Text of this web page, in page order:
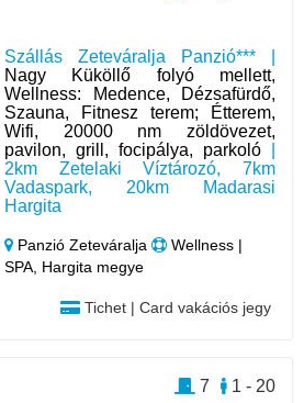
Szállás Zeteváralja Panzió*** |
Nagy Küköllő folyó mellett,
Wellness: Medence, Dézsafürdő,
Szauna, Fitnesz terem; Étterem,
Wifi, 20000 nm zöldövezet,
pavilon, grill, focipálya, parkoló
2km Zetelaki Víztározó, 7km
Vadaspark, 20km Madarasi
Hargita
Panzió Zeteváralja
Wellness |
SPA, Hargita megye
Tichet | Card vakációs jegy
1 - 20
7